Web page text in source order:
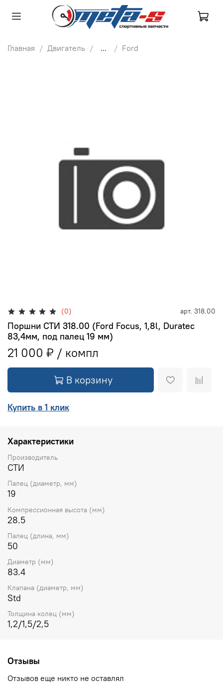
Главная Двигатель ... Ford
(0) арт. 318.00
Поршни СТИ 318.00 (Ford Focus, 1,8l, Duratec
83,4мм, под палец 19 мм)
21 000 ₽
В корзину
Купить в 1 клик
Характеристики
Производитель
СТИ
Палец (диаметр, мм)
19
Компрессионная высота (мм)
28.5
Палец (длина, мм)
50
Диаметр (мм)
83.4
Клапана (диаметр, мм)
Std
Толщина колец (мм)
1,2/1,5/2,5
Отзывы
Отзывов еще никто не оставлял